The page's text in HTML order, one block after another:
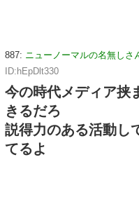
887: ニューノーマルの名無しさ
ID:hEpDlt330
今の時代メディア挟
きるだろ
説得力のある活動し
てるよ